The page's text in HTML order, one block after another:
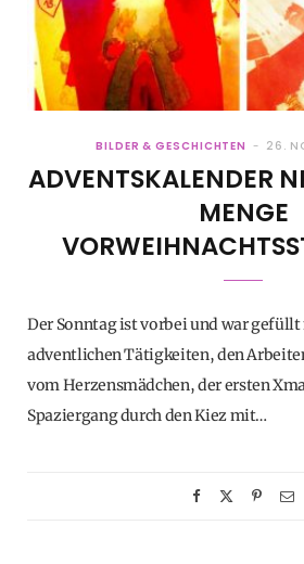
BILDER & GESCHICHTEN 26.
ADVENTSKALENDER
MENGE
Der Sonntag ist vorbei und war
adventlichen Tätigkeiten, den
vom Herzensmädchen, der ersten
Spaziergang durch den Kiez mit…